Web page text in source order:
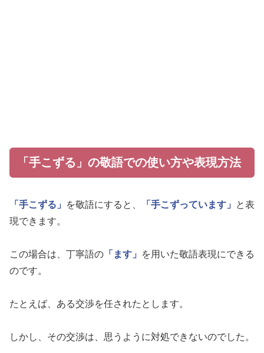
「手こずる」の敬語での使い方や表現方法
「手こずる」 を敬語にすると、 「手こずっています」
と表
現できます。
この場合は、丁寧語の 「ます」
を用いた敬語表現にできる
のです。
たとえば、ある交渉を任されたとします。
しかし、その交渉は、思うように対処できないのでした。